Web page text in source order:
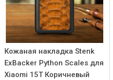
Кожаная накладка Stenk
ExBacker Python Scales для
Xiaomi 15T Коричневый